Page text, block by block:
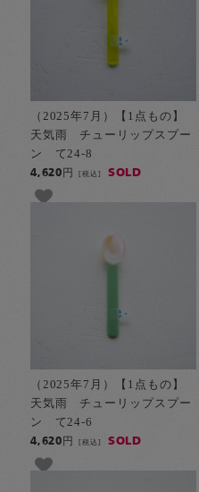
（2025年7月）【1点もの】
天気雨 チューリップスプー
ン て24-8
4,620円[税込] SOLD
（2025年7月）【1点もの】
天気雨 チューリップスプー
ン て24-6
4,620円[税込] SOLD